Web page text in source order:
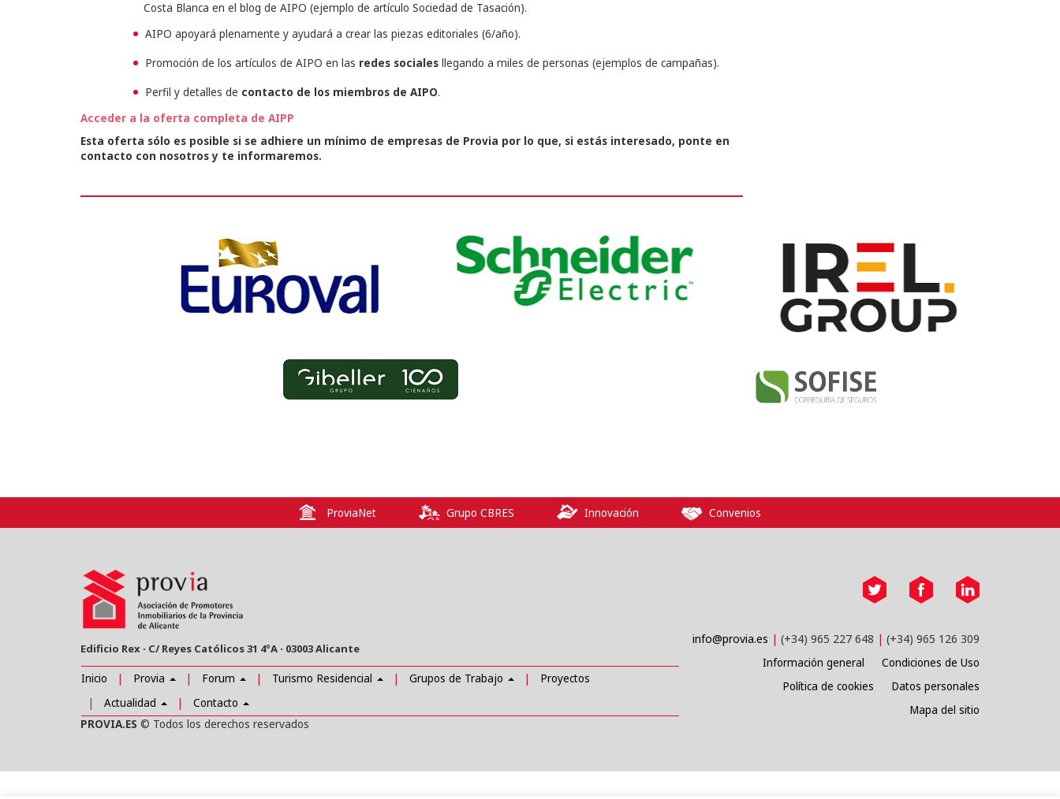
Costa Blanca en el blog de AIPO (ejemplo de artículo Sociedad de Tasación).
AIPO apoyará plenamente y ayudará a crear las piezas editoriales (6/año).
Promoción de los artículos de AIPO en las redes sociales llegando a miles de personas (ejemplos de campañas).
Perfil y detalles de contacto de los miembros de AIPO.
Acceder a la oferta completa de AIPP
Esta oferta sólo es posible si se adhiere un mínimo de empresas de Provia por lo que, si estás interesado, ponte en
contacto con nosotros y te informaremos.
ProviaNet Grupo CBRES Innovación Convenios
Edificio Rex · C/ Reyes Católicos 31 4ºA · 03003 Alicante
Inicio Provia Forum Turismo Residencial Grupos de Trabajo
Proyectos
Actualidad
Contacto
PROVIA.ES © Todos los derechos reservados
info@provia.es (+34) 965 227 648 (+34) 965 126 309
Información general
Condiciones de Uso
Política de cookies
Datos personales
Mapa del sitio